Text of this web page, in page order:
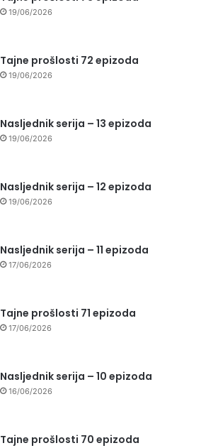
19/06/2026
Tajne prošlosti 72 epizoda
19/06/2026
Nasljednik serija – 13 epizoda
19/06/2026
Nasljednik serija – 12 epizoda
19/06/2026
Nasljednik serija – 11 epizoda
17/06/2026
Tajne prošlosti 71 epizoda
17/06/2026
Nasljednik serija – 10 epizoda
16/06/2026
Tajne prošlosti 70 epizoda